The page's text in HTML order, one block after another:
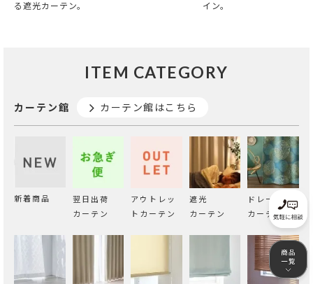
る遮光カーテン。
イン。
ITEM CATEGORY
カーテン館 カーテン館はこちら
新着商品
翌日出荷
カーテン
アウトレッ
トカーテン
遮光
カーテン
ドレープ
カーテン